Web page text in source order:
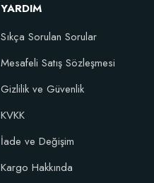
YARDIM
Sıkça Sorulan Sorular
Mesafeli Satış Sözleşmesi
Gizlilik ve Güvenlik
KVKK
İade ve Değişim
Kargo Hakkında